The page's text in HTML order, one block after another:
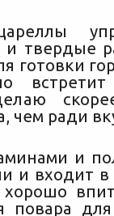
и твердые
готовки
чем ради
и
и входит в
повара